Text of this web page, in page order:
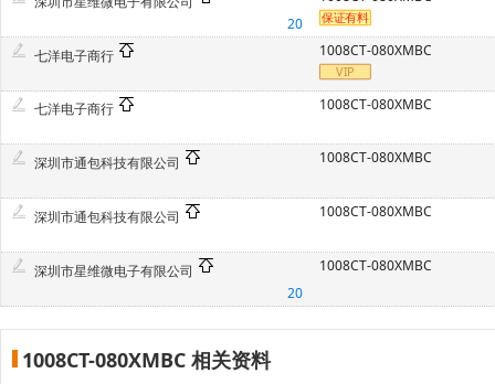
20
七洋电子商行 1008CT-080XMBC
七洋电子商行 1008CT-080XMBC
深圳市通包科技有限公司 1008CT-080XMBC
深圳市通包科技有限公司 1008CT-080XMBC
深圳市星维微电子有限公司
20
1008CT-080XMBC
1008CT-080XMBC 相关资料